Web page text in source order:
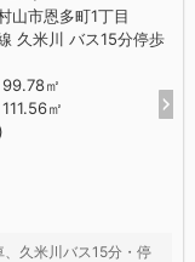
山市恩多町1丁目
久米川 バス15分停歩
99.78㎡
111.56㎡
久米川バス15分・停